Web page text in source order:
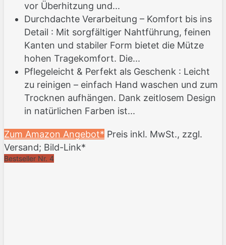
vor Überhitzung und...
Durchdachte Verarbeitung – Komfort bis ins
Detail : Mit sorgfältiger Nahtführung, feinen
Kanten und stabiler Form bietet die Mütze
hohen Tragekomfort. Die...
Pflegeleicht & Perfekt als Geschenk : Leicht
zu reinigen – einfach Hand waschen und zum
Trocknen aufhängen. Dank zeitlosem Design
in natürlichen Farben ist...
Zum Amazon Angebot* Preis inkl. MwSt., zzgl.
Versand; Bild-Link*
Bestseller Nr. 4